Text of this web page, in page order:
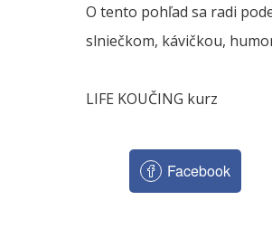
O tento pohľad sa radi
slniečkom, kávičkou,
LIFE KOUČING kurz
Facebook